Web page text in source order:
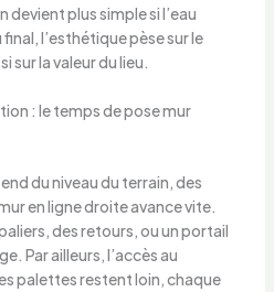
devient plus simple si l’eau
l’esthétique pèse sur le
sur la valeur du lieu.
: le temps de pose mur
du niveau du terrain, des
en ligne droite avance vite.
des retours, ou un portail
Par ailleurs, l’accès au
palettes restent loin, chaque